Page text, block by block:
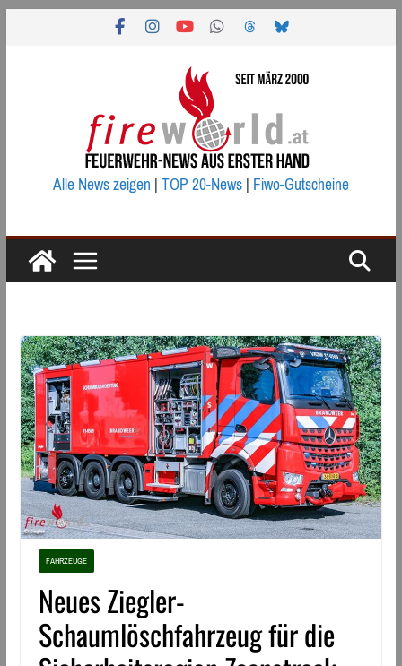
Alle News zeigen|TOP 20-News|Fiwo-Gutscheine
FAHRZEUGE
Neues Ziegler-
Schaumlöschfahrzeug für die